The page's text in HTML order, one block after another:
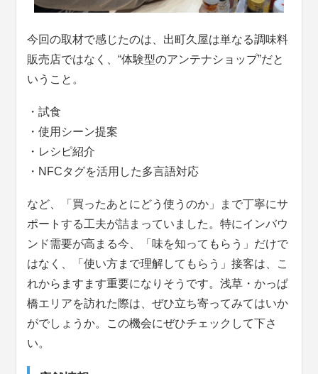
今回の取材で感じたのは、出町久屋は単なる調味料
販売店ではなく、“体験型のアンテナショップ”だと
いうこと。
・試食
・使用シーン提案
・レシピ紹介
・NFCタグを活用した多言語対応
など、「買ったあとにどう使うのか」まで丁寧にサ
ポートする工夫が詰まっていました。特にインバウ
ンド需要が高まる今、「味を知ってもらう」だけで
はなく、「使い方まで理解してもらう」接客は、こ
れからますます重要になりそうです。浅草・かっぱ
橋エリアを訪れた際は、ぜひ立ち寄ってみてはいか
がでしょうか。この機会にぜひチェックして下さ
い。